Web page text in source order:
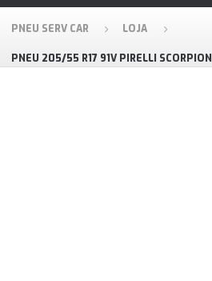
PNEU SERV CAR LOJA
PNEU 205/55 R17 91V PIRELLI SCORPION